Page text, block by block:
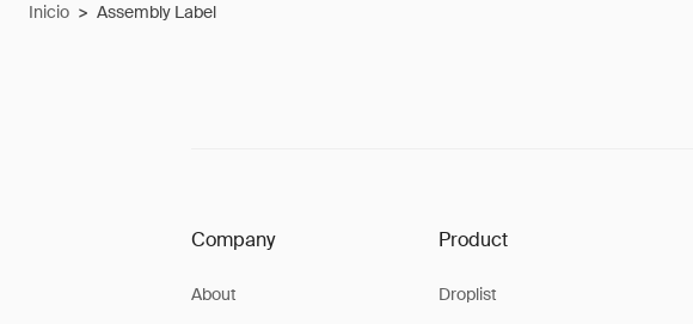
Inicio > Assembly Label
Company
About
Product
Droplist